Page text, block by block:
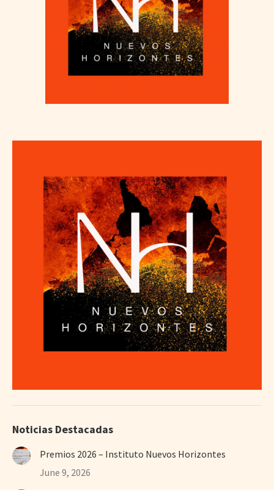
Noticias Destacadas
Premios 2026 – Instituto Nuevos Horizontes
June 9, 2026